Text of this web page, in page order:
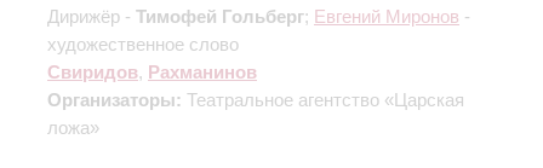
Дирижёр - Тимофей Гольберг; Евгений Миронов -
художественное слово
Свиридов, Рахманинов
Организаторы: Театральное агентство «Царская
ложа»